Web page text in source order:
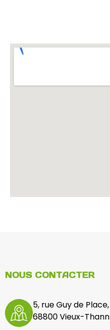
NOUS CONTACTER
5, rue Guy de Place,
68800 Vieux-Thann